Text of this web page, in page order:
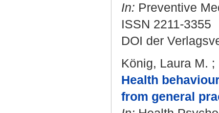
In: Preventive
ISSN 2211-3355
DOI der
König, Laura M. ;
Health
from general